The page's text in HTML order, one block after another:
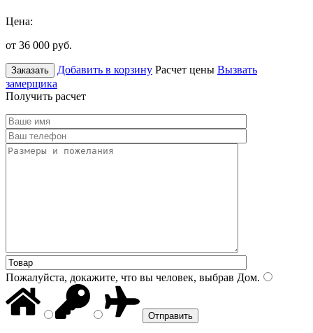
Цена:
от 36 000 руб.
Заказать Добавить в корзину Расчет цены Вызвать
замерщика
Получить расчет
Пожалуйста, докажите, что вы человек, выбрав Дом.